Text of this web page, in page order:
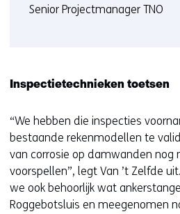
Senior Projectmanager TNO
Inspectietechnieken toetsen
“We hebben die inspecties
bestaande rekenmodellen te
van corrosie op damwanden nog
voorspellen”, legt Van ’t Zelfde
we ook behoorlijk wat
Roggebotsluis en meegenomen